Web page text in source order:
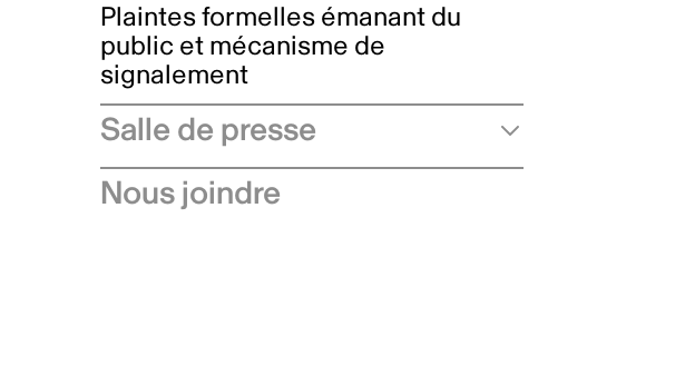
Plaintes formelles émanant du
public et mécanisme de
signalement
Salle de presse
Communiqués de presse
Nous joindre